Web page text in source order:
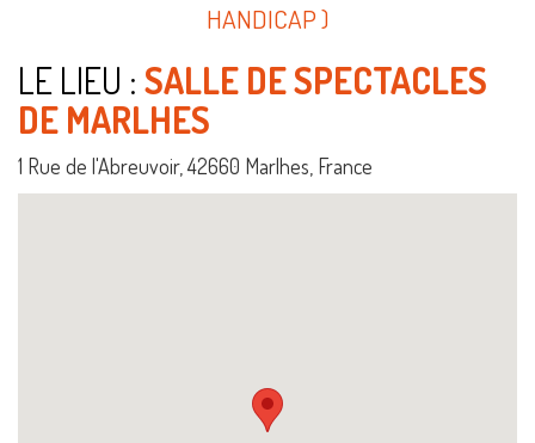
HANDICAP )
LE LIEU : SALLE DE SPECTACLES
DE MARLHES
1 Rue de l'Abreuvoir, 42660 Marlhes, France